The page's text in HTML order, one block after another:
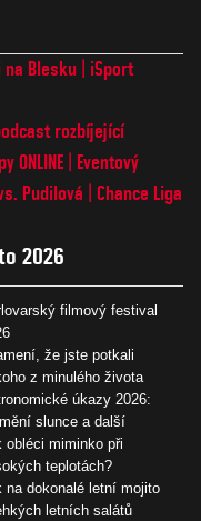
na Blesku
iSport
rozbíjející
ONLINE
Eventový
Pudilová
Chance Liga
2026
filmový festival
že jste potkali
z minulého života
úkazy 2026:
slunce a další
obléci miminko při
teplotách?
na dokonalé letní mojito
letních salátů